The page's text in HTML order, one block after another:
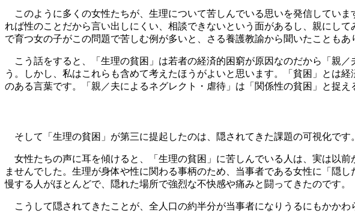
このように多くの女性たちが、生理について苦しんでいる思いを発信してい
れば性のことだから言い出しにくい、相談できないという面があるし、親にし
で育つ女の子がこの問題で苦しむ例が多いと、さる養護教諭から聞いたことも
こう話をすると、「生理の貧困」は若者の経済的困窮が原因なのだから「親
う。しかし、私はこれらも含めて考えたほうがよいと思います。「貧困」とは
のある言葉です。「親／夫によるネグレクト・虐待」は「関係性の貧困」と捉
そして「生理の貧困」が第三に提起したのは、隠されてきた課題の可視化です。
女性たちの声に耳を傾けると、「生理の貧困」に苦しんでいる人は、実は以
ませんでした。生理が身体や性に関わる事柄のため、当事者である女性に「隠
慢する人がほとんどで、隠れた場所で強烈な不快感や痛みと闘ってきたのです。
こうして隠されてきたことが、全人口の約半分が当事者になりうるにもかか